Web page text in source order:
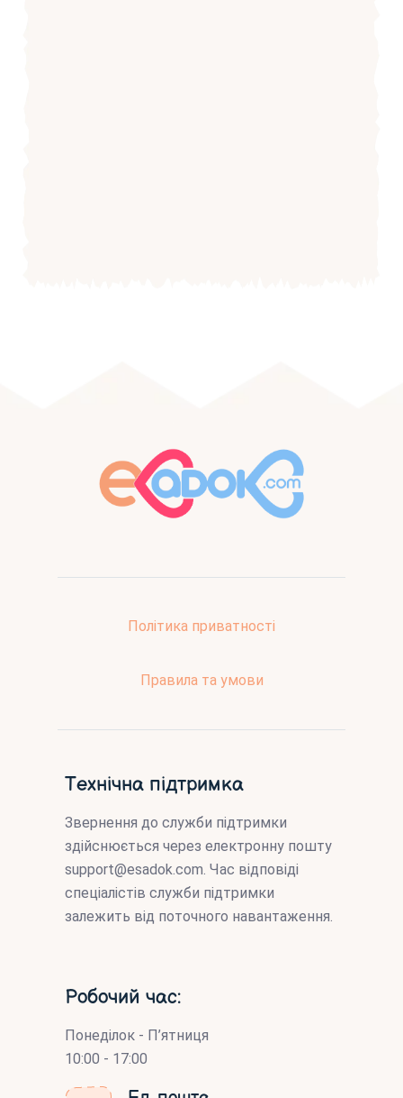
Політика приватності
Правила та умови
Технічна підтримка
Звернення до служби підтримки
здійснюється через електронну пошту
support@esadok.com. Час відповіді
спеціалістів служби підтримки
залежить від поточного навантаження.
Робочий час:
Понеділок - П’ятниця
10:00 - 17:00